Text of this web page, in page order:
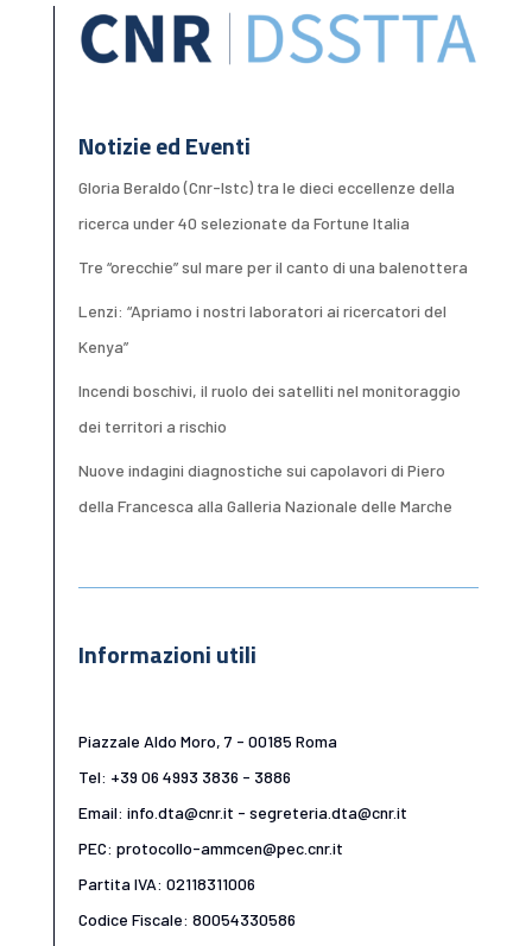
Notizie ed Eventi
Gloria Beraldo (Cnr-Istc) tra le dieci eccellenze della
ricerca under 40 selezionate da Fortune Italia
Tre “orecchie” sul mare per il canto di una balenottera
Lenzi: “Apriamo i nostri laboratori ai ricercatori del
Kenya”
Incendi boschivi, il ruolo dei satelliti nel monitoraggio
dei territori a rischio
Nuove indagini diagnostiche sui capolavori di Piero
della Francesca alla Galleria Nazionale delle Marche
Informazioni utili
Piazzale Aldo Moro, 7 - 00185 Roma
Tel: +39 06 4993 3836 - 3886
Email: info.dta@cnr.it - segreteria.dta@cnr.it
PEC: protocollo-ammcen@pec.cnr.it
Partita IVA: 02118311006
Codice Fiscale: 80054330586